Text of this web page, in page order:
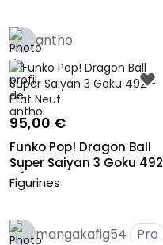
antho
95,00 €
Funko Pop! Dragon Ball
Super Saiyan 3 Goku 492
- É...
Figurines
mangakafig54 Pro